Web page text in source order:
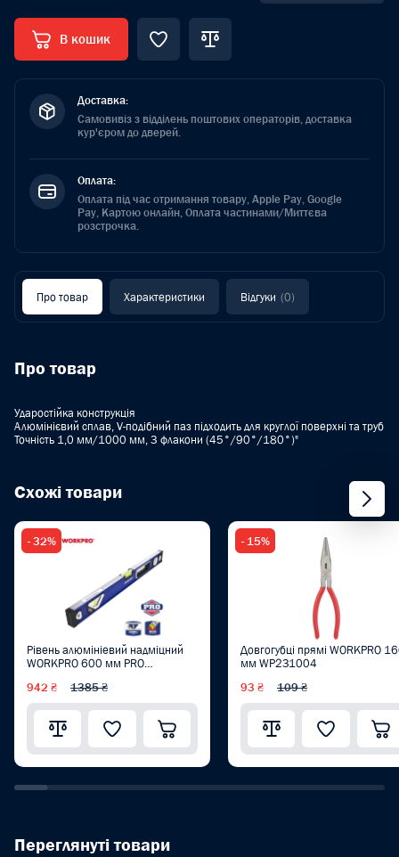
В кошик
Доставка:
Самовивіз з відділень поштових операторів, доставка
кур'єром до дверей.
Оплата:
Оплата під час отримання товару, Apple Pay, Google
Pay, Картою онлайн, Оплата частинами/Миттєва
розстрочка.
Про товар Характеристики Відгуки (0)
Про товар
Ударостійка конструкція
Алюмінієвий сплав, V-подібний паз підходить для круглої поверхні та труб
Точність 1,0 мм/1000 мм, 3 флакони (45°/90°/180°)"
Схожі товари
- 32%
Рівень алюмініевий надміцний
WORKPRO 600 мм PRO
942 ₴ 1385 ₴
- 15%
Довгогубці прямі WORKPRO
мм WP231004
93 ₴ 109 ₴
Переглянуті товари